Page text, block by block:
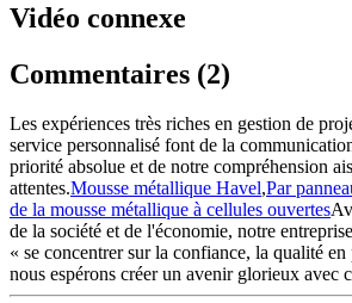
Vidéo connexe
Commentaires (2)
Les expériences très riches en gestion de
service personnalisé font de la
priorité absolue et de notre compréhension
attentes.Mousse métallique Havel,Par
de la mousse métallique à cellules ouvertes
de la société et de l'économie, notre
« se concentrer sur la confiance, la qualité
nous espérons créer un avenir glorieux avec